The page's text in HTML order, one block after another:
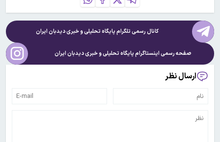
کانال رسمی تلگرام پایگاه تحلیلی و خبریدیدبان ایران
صفحه رسمی اینستاگرام پایگاه تحلیلی و خبریدیدبان ایران
ارسال نظر